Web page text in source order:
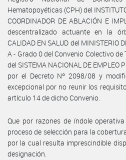
Hematopoyéticas (CPH) del
COORDINADOR DE ABLACIÓN E
descentralizado actuante en la
CALIDAD EN SALUD del MINISTERIO
A - Grado 0 del Convenio Colectivo
del SISTEMA NACIONAL DE EMPLEO
por el Decreto Nº 2098/08 y
excepcional por no reunir los
artículo 14 de dicho Convenio.
Que por razones de índole
proceso de selección para la
por la cual resulta imprescindible
designación.